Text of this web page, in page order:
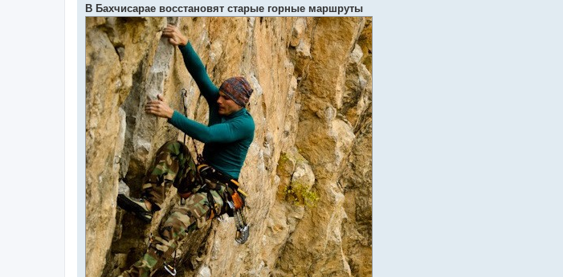
в
і
д
о
м
л
е
н
н
я
В Бахчисарае восстановят старые горные маршруты